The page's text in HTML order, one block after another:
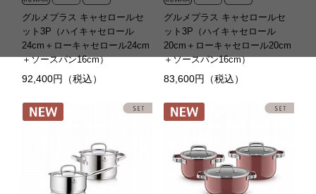
グルメプラス キャセロールセ
ット3P（ハイキャセロール
24cm＋ローキャセロール24cm
＋ソースパン16cm）
92,400円（税込）
グルメプラス キャセロールセ
ット3P（ハイキャセロール
20cm＋ローキャセロール20cm
＋ソースパン16cm）
83,600円（税込）